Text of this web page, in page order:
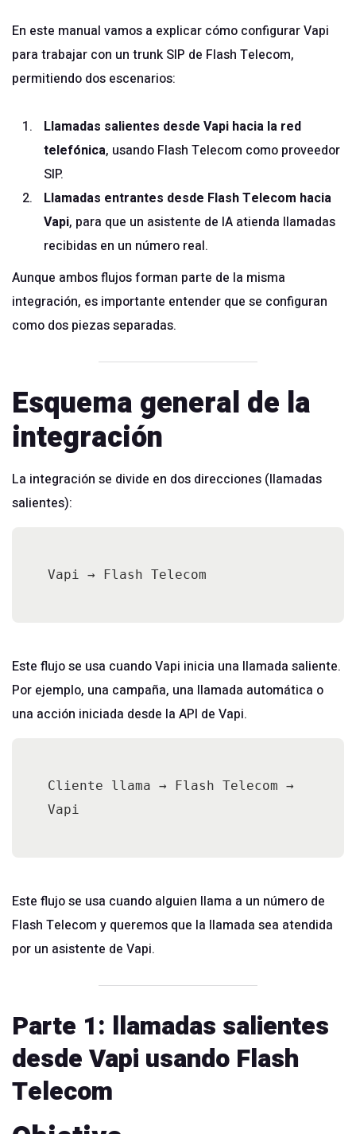
En este manual vamos a explicar cómo configurar Vapi
para trabajar con un trunk SIP de Flash Telecom,
permitiendo dos escenarios:
Llamadas salientes desde Vapi hacia la red
telefónica, usando Flash Telecom como proveedor
SIP.
Llamadas entrantes desde Flash Telecom hacia
Vapi, para que un asistente de IA atienda llamadas
recibidas en un número real.
Aunque ambos flujos forman parte de la misma
integración, es importante entender que se configuran
como dos piezas separadas.
Esquema general de la
integración
La integración se divide en dos direcciones (llamadas
salientes):
Este flujo se usa cuando Vapi inicia una llamada saliente.
Por ejemplo, una campaña, una llamada automática o
una acción iniciada desde la API de Vapi.
Cliente llama → Flash Telecom →
Este flujo se usa cuando alguien llama a un número de
Flash Telecom y queremos que la llamada sea atendida
por un asistente de Vapi.
Parte 1: llamadas salientes
desde Vapi usando Flash
Telecom